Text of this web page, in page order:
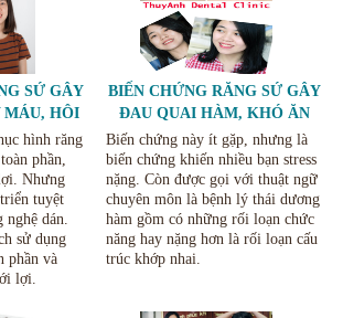
SỨ GÂY
MÁU, HÔI
KHẮC
hình răng
phần,
Nhưng
tuyệt
nghệ dán.
sử dụng
phần và
lợi.
BIẾN CHỨNG RĂNG SỨ GÂY
ĐAU QUAI HÀM, KHÓ ĂN
NHAI VÀ CÁCH KHẮC PHỤC
Biến chứng này ít gặp, nhưng là
biến chứng khiến nhiều bạn stress
nặng. Còn được gọi với thuật ngữ
chuyên môn là bệnh lý thái dương
hàm gồm có những rối loạn chức
năng hay nặng hơn là rối loạn cấu
trúc khớp nhai.